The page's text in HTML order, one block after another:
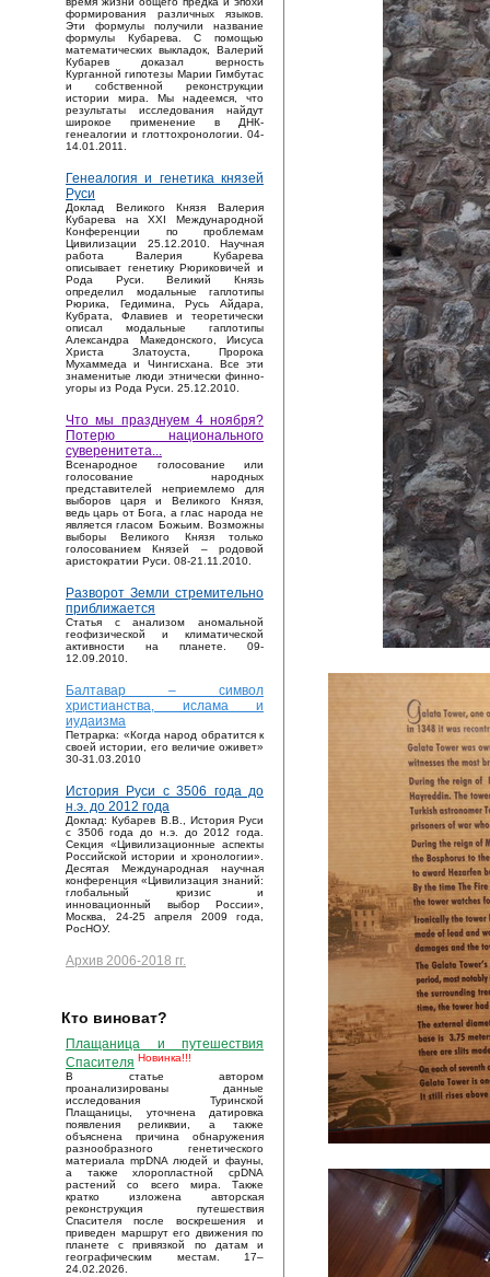
формирования различных языков.
Эти формулы получили название
формулы Кубарева. С помощью
математических выкладок, Валерий
Кубарев доказал верность
Курганной гипотезы Марии Гимбутас
и собственной реконструкции
истории мира. Мы надеемся, что
результаты исследования найдут
широкое применение в ДНК-
генеалогии и глоттохронологии. 04-
14.01.2011.
Генеалогия и генетика князей
Руси
Доклад Великого Князя Валерия
Кубарева на XXI Международной
Конференции по проблемам
Цивилизации 25.12.2010. Научная
работа Валерия Кубарева
описывает генетику Рюриковичей и
Рода Руси. Великий Князь
определил модальные гаплотипы
Рюрика, Гедимина, Русь Айдара,
Кубрата, Флавиев и теоретически
описал модальные гаплотипы
Александра Македонского, Иисуса
Христа Златоуста, Пророка
Мухаммеда и Чингисхана. Все эти
знаменитые люди этнически финно-
угоры из Рода Руси. 25.12.2010.
Что мы празднуем 4 ноября?
Потерю национального
суверенитета...
Bсенародное голосование или
голосование народных
представителей неприемлемо для
выборов царя и Великого Князя,
ведь царь от Бога, а глас народа не
является гласом Божьим. Возможны
выборы Великого Князя только
голосованием Князей – родовой
аристократии Руси. 08-21.11.2010.
Разворот Земли стремительно
приближается
Статья с анализом аномальной
геофизической и климатической
активности на планете. 09-
12.09.2010.
Балтавар – символ
христианства, ислама и
иудаизма
Петрарка: «Когда народ обратится к
своей истории, его величие оживет»
30-31.03.2010
История Руси с 3506 года до
н.э. до 2012 года
Доклад: Кубарев В.В., История Руси
с 3506 года до н.э. до 2012 года.
Секция «Цивилизационные аспекты
Российской истории и хронологии».
Десятая Международная научная
конференция «Цивилизация знаний:
глобальный кризис и
инновационный выбор России»,
Москва, 24-25 апреля 2009 года,
РосНОУ.
Архив 2006-2018 гг.
Кто виноват?
Плащаница и путешествия
Спасителя Новинка!!!
В статье автором
проанализированы данные
исследования Туринской
Плащаницы, уточнена датировка
появления реликвии, а также
объяснена причина обнаружения
разнообразного генетического
материала mpDNA людей и фауны,
а также хлоропластной cpDNA
растений со всего мира. Также
кратко изложена авторская
реконструкция путешествия
Спасителя после воскрешения и
приведен маршрут его движения по
планете с привязкой по датам и
географическим местам. 17–
24.02.2026.